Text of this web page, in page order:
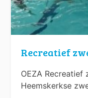
Recreatief
OEZA Recreatief
Heemskerkse